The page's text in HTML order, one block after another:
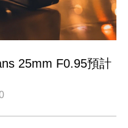
25mm F0.95預計